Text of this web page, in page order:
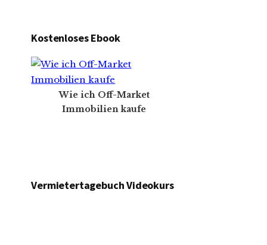
Kostenloses Ebook
Wie ich Off-Market
Immobilien kaufe
Vermietertagebuch Videokurs